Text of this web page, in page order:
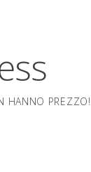
HANNO PREZZO!